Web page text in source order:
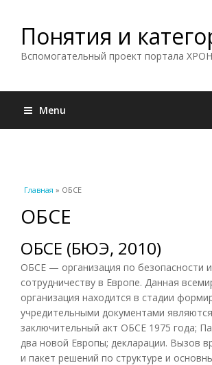
Понятия и
Вспомогательный проект портала
Menu
Вы здесь
Главная » ОБСЕ
ОБСЕ
ОБСЕ (БЮЭ, 2010)
ОБСЕ — организация по безопасности и
сотрудничеству в Европе. Данная
организация находится в стадии
учредительными документами
заключительный акт ОБСЕ 1975 года;
два новой Европы; декларации. Вызов
и пакет решений по структуре и